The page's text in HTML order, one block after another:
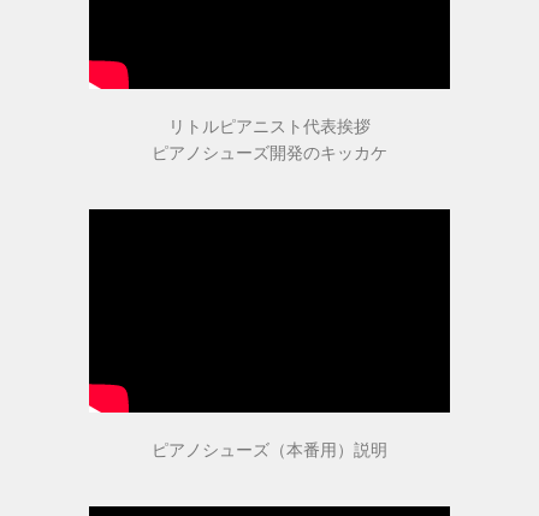
性別から選ぶ
婦人用のピアノシューズ
ヒールのメンテナンス
リトルピアニスト代表挨拶
ピアノシューズ開発のキッカケ
ピアノシューズ（本番用）説明